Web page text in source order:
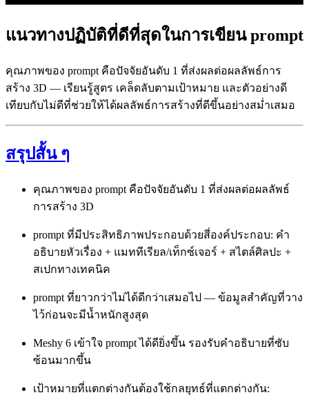
แนวทางปฏิบัติที่ดีที่สุดในการเขียน prompt
คุณภาพของ prompt คือปัจจัยอันดับ 1 ที่ส่งผลต่อผลลัพธ์การ
สร้าง 3D — เรียนรู้สูตร เคล็ดลับตามเป้าหมาย และตัวอย่างดี
เทียบกับไม่ดีที่ช่วยให้ได้ผลลัพธ์การสร้างที่ดีขึ้นอย่างสม่ำเสมอ
สรุปสั้น ๆ
คุณภาพของ prompt คือปัจจัยอันดับ 1 ที่ส่งผลต่อผลลัพธ์
การสร้าง 3D
prompt ที่มีประสิทธิภาพประกอบด้วยสี่องค์ประกอบ: คำ
อธิบายหัวเรื่อง + แมททีเรียล/เท็กซ์เจอร์ + สไตล์ศิลปะ +
สเปกทางเทคนิค
prompt ที่ยาวกว่าไม่ได้ดีกว่าเสมอไป — ข้อมูลสำคัญที่วาง
ไว้ก่อนจะมีน้ำหนักสูงสุด
Meshy 6 เข้าใจ prompt ได้ดียิ่งขึ้น รองรับคำอธิบายที่ซับ
ซ้อนมากขึ้น
เป้าหมายที่แตกต่างกันต้องใช้กลยุทธ์ที่แตกต่างกัน: